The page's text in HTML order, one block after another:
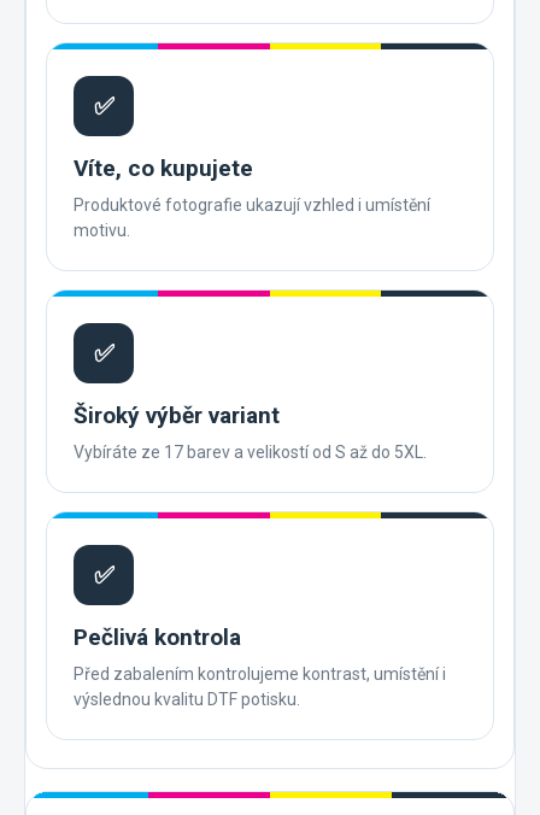
✅
Víte, co kupujete
Produktové fotografie ukazují vzhled i umístění
motivu.
✅
Široký výběr variant
Vybíráte ze 17 barev a velikostí od S až do 5XL.
✅
Pečlivá kontrola
Před zabalením kontrolujeme kontrast, umístění i
výslednou kvalitu DTF potisku.